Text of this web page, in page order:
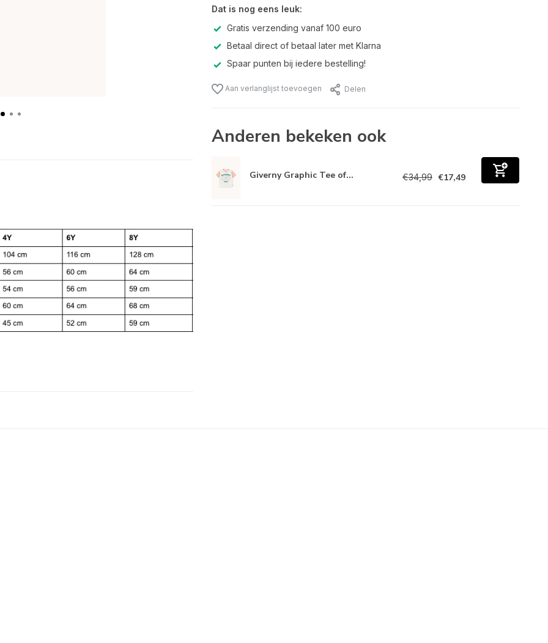
Dat is nog eens leuk:
Gratis verzending vanaf 100 euro
Betaal direct of betaal later met Klarna
Spaar punten bij iedere bestelling!
Aan verlanglijst toevoegen Delen
Anderen bekeken ook
Giverny Graphic Tee of... €34,99 €17,49